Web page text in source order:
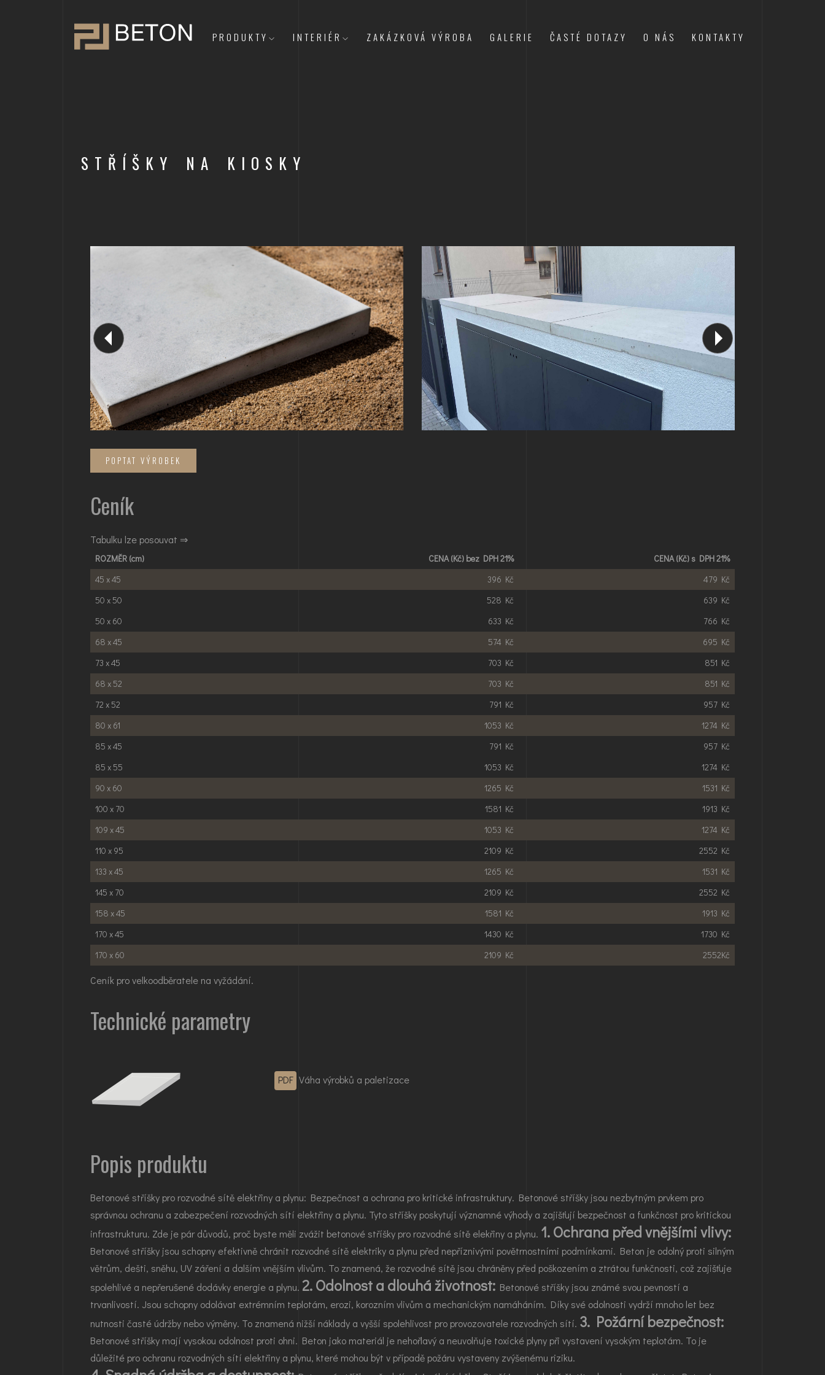
PRODUKTY INTERIÉR ZAKÁZKOVÁ VÝROBA GALERIE ČASTÉ DOTAZY O NÁS KONTAKTY
STŘÍŠKY NA KIOSKY
POPTAT VÝROBEK
Ceník
Tabulku lze posouvat ⇒
ROZMĚR (cm) CENA(Kč) bez DPH21% CENA(Kč) s DPH21%
45 x 45
396 Kč
479 Kč
50 x 50
528 Kč
639 Kč
50 x 60
633 Kč
766 Kč
68 x 45
574 Kč
695 Kč
73 x 45
703 Kč
851 Kč
68 x 52
703 Kč
851 Kč
72 x 52
791 Kč
957 Kč
80 x 61
1053 Kč
1274 Kč
85 x 45
791 Kč
957 Kč
85 x 55
1053 Kč
1274 Kč
90 x 60
1265 Kč
1531 Kč
100 x 70
1581 Kč
1913 Kč
109 x 45
1053 Kč
1274 Kč
110 x 95
2109 Kč
2552 Kč
133 x 45
1265 Kč
1531 Kč
145 x 70
2109 Kč
2552 Kč
158 x 45
1581 Kč
1913 Kč
170 x 45
1430 Kč
1730 Kč
170 x 60
2109 Kč 2552Kč
Ceník pro velkoodběratele na vyžádání.
Technické parametry
Váha výrobků a paletizace
Popis produktu
Betonové stříšky pro rozvodné sítě elektřiny a plynu: Bezpečnost a ochrana pro kritické infrastruktury. Betonové stříšky jsou nezbytným prvkem pro
správnou ochranu a zabezpečení rozvodných sítí elektřiny a plynu. Tyto stříšky poskytují významné výhody a zajišťují bezpečnost a funkčnost pro kritickou
infrastrukturu. Zde je pár důvodů, proč byste měli zvážit betonové stříšky pro rozvodné sítě elekřiny a plynu. 1. Ochrana před vnějšími vlivy:
Betonové stříšky jsou schopny efektivně chránit rozvodné sítě elektriky a plynu před nepříznivými povětrnostními podmínkami. Beton je odolný proti silným
větrům, dešti, sněhu, UV záření a dalším vnějším vlivům. To znamená, že rozvodné sítě jsou chráněny před poškozením a ztrátou funkčnosti, což zajišťuje
spolehlivé a nepřerušené dodávky energie a plynu. 2. Odolnost a dlouhá životnost: Betonové stříšky jsou známé svou pevností a
trvanlivostí. Jsou schopny odolávat extrémním teplotám, erozi, korozním vlivům a mechanickým namáháním. Díky své odolnosti vydrží mnoho let bez
nutnosti časté údržby nebo výměny. To znamená nižší náklady a vyšší spolehlivost pro provozovatele rozvodných sítí. 3. Požární bezpečnost:
Betonové stříšky mají vysokou odolnost proti ohni. Beton jako materiál je nehořlavý a neuvolňuje toxické plyny při vystavení vysokým teplotám. To je
důležité pro ochranu rozvodných sítí elektřiny a plynu, které mohou být v případě požáru vystaveny zvýšenému riziku.